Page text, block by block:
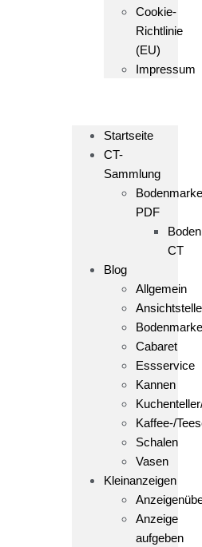
Cookie-
Richtlinie
(EU)
Impressum
Startseite
CT-
Sammlung
PDF
CT
Blog
Allgemein
Cabaret
Essservice
Kannen
Kaffee-/
Schalen
Vasen
Kleinanzeigen
Anzeige
aufgeben